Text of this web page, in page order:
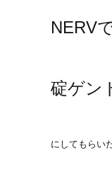
NERV
碇ゲン
にしてもらい